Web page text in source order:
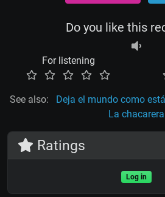
Do you like this
For listening
See also: Deja el mundo como está
La chacarera
Ratings
Log in